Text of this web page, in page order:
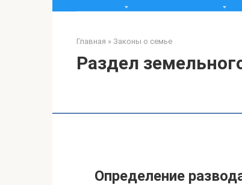
Главная » Законы о семье
Раздел
Определение